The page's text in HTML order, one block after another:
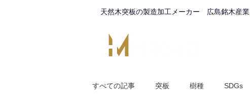
天然木突板の製造加工メーカー 広島銘木産業
すべての記事 突板 樹種 SDGs